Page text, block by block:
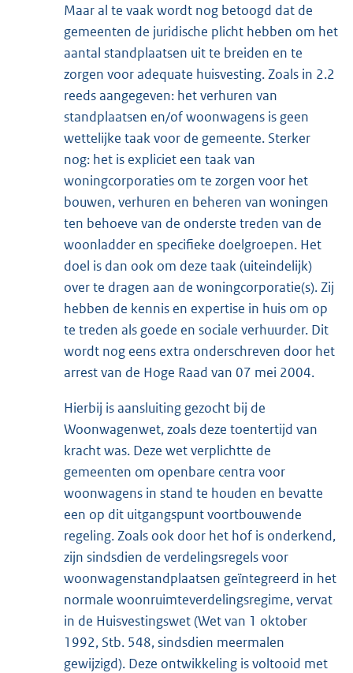
Maar al te vaak wordt nog betoogd dat de
gemeenten de juridische plicht hebben om het
aantal standplaatsen uit te breiden en te
zorgen voor adequate huisvesting. Zoals in 2.2
reeds aangegeven: het verhuren van
standplaatsen en/of woonwagens is geen
wettelijke taak voor de gemeente. Sterker
nog: het is expliciet een taak van
woningcorporaties om te zorgen voor het
bouwen, verhuren en beheren van woningen
ten behoeve van de onderste treden van de
woonladder en specifieke doelgroepen. Het
doel is dan ook om deze taak (uiteindelijk)
over te dragen aan de woningcorporatie(s). Zij
hebben de kennis en expertise in huis om op
te treden als goede en sociale verhuurder. Dit
wordt nog eens extra onderschreven door het
arrest van de Hoge Raad van 07 mei 2004.
Hierbij is aansluiting gezocht bij de
Woonwagenwet, zoals deze toentertijd van
kracht was. Deze wet verplichtte de
gemeenten om openbare centra voor
woonwagens in stand te houden en bevatte
een op dit uitgangspunt voortbouwende
regeling. Zoals ook door het hof is onderkend,
zijn sindsdien de verdelingsregels voor
woonwagenstandplaatsen geïntegreerd in het
normale woonruimteverdelingsregime, vervat
in de Huisvestingswet (Wet van 1 oktober
1992, Stb. 548, sindsdien meermalen
gewijzigd). Deze ontwikkeling is voltooid met